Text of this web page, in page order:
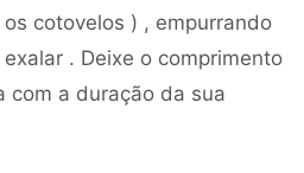
cotovelos ) , empurrando
. Deixe o comprimento
com a duração da sua